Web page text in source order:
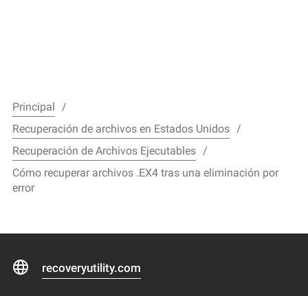
Principal
Recuperación de archivos en Estados Unidos
Recuperación de Archivos Ejecutables
Cómo recuperar archivos .EX4 tras una eliminación por
error
recoveryutility.com